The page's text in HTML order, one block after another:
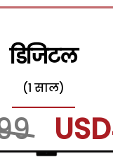
डिजिटल
(1 साल)